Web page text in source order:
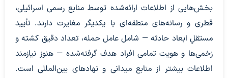
بخش‌هایی از اطلاعات ارائه‌شده توسط منابع رسمی اسرائیلی،
قطری و رسانه‌های منطقه‌ای با یکدیگر مغایرت دارند. تأیید
مستقلِ ابعاد حادثه — شامل عامل حمله، تعداد دقیق کشته و
زخمی‌ها و هویت تمامی افراد هدف‌ گرفته‌شده — هنوز نیازمند
اطلاعات بیشتر از منابع میدانی و نهادهای بین‌المللی است.